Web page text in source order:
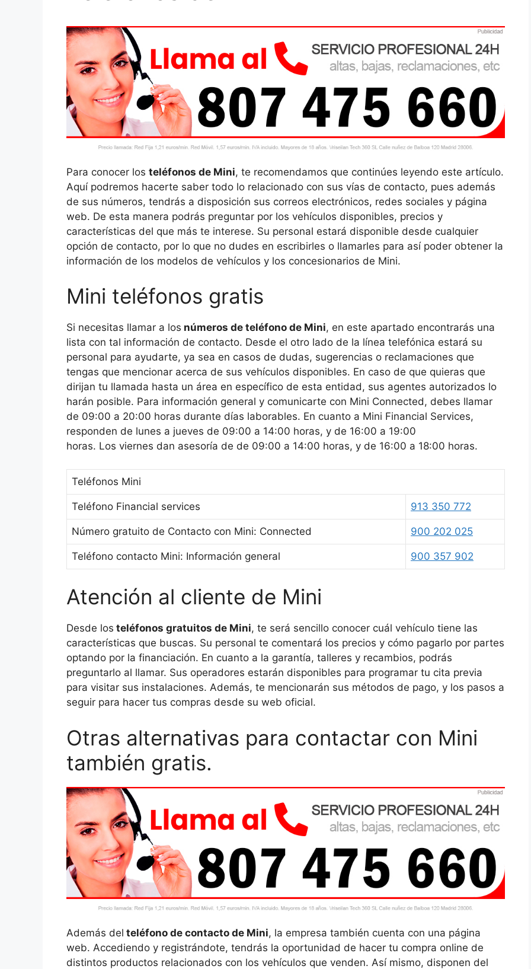
Para conocer los teléfonos de Mini, te recomendamos que continúes leyendo este artículo.
Aquí podremos hacerte saber todo lo relacionado con sus vías de contacto, pues además
de sus números, tendrás a disposición sus correos electrónicos, redes sociales y página
web. De esta manera podrás preguntar por los vehículos disponibles, precios y
características del que más te interese. Su personal estará disponible desde cualquier
opción de contacto, por lo que no dudes en escribirles o llamarles para así poder obtener la
información de los modelos de vehículos y los concesionarios de Mini.
Mini teléfonos gratis
Si necesitas llamar a los números de teléfono de Mini, en este apartado encontrarás una
lista con tal información de contacto. Desde el otro lado de la línea telefónica estará su
personal para ayudarte, ya sea en casos de dudas, sugerencias o reclamaciones que
tengas que mencionar acerca de sus vehículos disponibles. En caso de que quieras que
dirijan tu llamada hasta un área en específico de esta entidad, sus agentes autorizados lo
harán posible. Para información general y comunicarte con Mini Connected, debes llamar
de 09:00 a 20:00 horas durante días laborables. En cuanto a Mini Financial Services,
responden de lunes a jueves de 09:00 a 14:00 horas, y de 16:00 a 19:00
horas. Los viernes dan asesoría de de 09:00 a 14:00 horas, y de 16:00 a 18:00 horas.
Teléfonos Mini
Teléfono Financial services 913 350 772
Número gratuito de Contacto con Mini: Connected 900 202 025
Teléfono contacto Mini: Información general 900 357 902
Atención al cliente de Mini
Desde los teléfonos gratuitos de Mini, te será sencillo conocer cuál vehículo tiene las
características que buscas. Su personal te comentará los precios y cómo pagarlo por partes
optando por la financiación. En cuanto a la garantía, talleres y recambios, podrás
preguntarlo al llamar. Sus operadores estarán disponibles para programar tu cita previa
para visitar sus instalaciones. Además, te mencionarán sus métodos de pago, y los pasos a
seguir para hacer tus compras desde su web oficial.
Otras alternativas para contactar con Mini
también gratis.
Además del teléfono de contacto de Mini, la empresa también cuenta con una página
web. Accediendo y registrándote, tendrás la oportunidad de hacer tu compra online de
distintos productos relacionados con los vehículos que venden. Así mismo, disponen del